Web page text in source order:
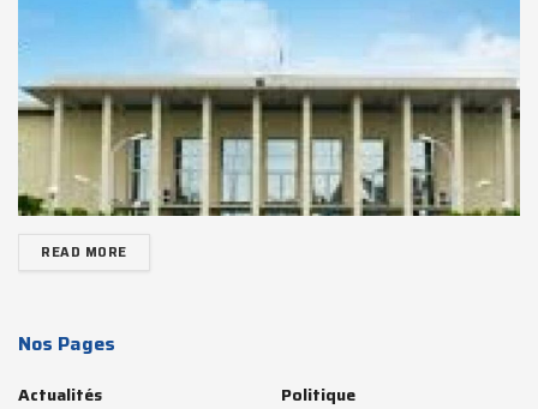
READ MORE
Nos Pages
Actualités
Politique